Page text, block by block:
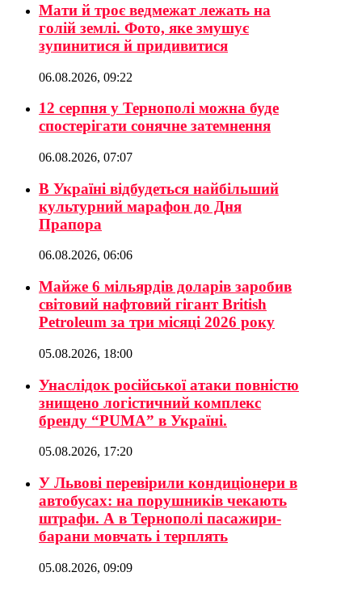
Мати й троє ведмежат лежать на
голій землі. Фото, яке змушує
зупинитися й придивитися
06.08.2026, 09:22
12 серпня у Тернополі можна буде
спостерігати сонячне затемнення
06.08.2026, 07:07
В Україні відбудеться найбільший
культурний марафон до Дня
Прапора
06.08.2026, 06:06
Майже 6 мільярдів доларів заробив
світовий нафтовий гігант British
Petroleum за три місяці 2026 року
05.08.2026, 18:00
Унаслідок російської атаки повністю
знищено логістичний комплекс
бренду “PUMA” в Україні.
05.08.2026, 17:20
У Львові перевірили кондиціонери в
автобусах: на порушників чекають
штрафи. А в Тернополі пасажири-
барани мовчать і терплять
05.08.2026, 09:09